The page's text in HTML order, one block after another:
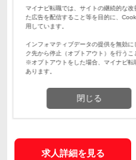
仕事内容
【高収入＆やりがいゲッ
割⇒超・手厚いサポートを
円以上も目指せる！
対象と
なる方
本音で話せる！カジュア
問】★社会人・正社員デビ
る ★家具家電付き社宅あり
設立：2015年1月／従業員数：212人／
求人詳細を見る
マイナビ転職では、サイトの継続的な
た広告を配信すること等を目的に、
用しています。
インフォマティブデータの提供を無効
ク先から停止（オプトアウト）を行うこ
※オプトアウトをした場合、マイナビ
あります。
閉じる